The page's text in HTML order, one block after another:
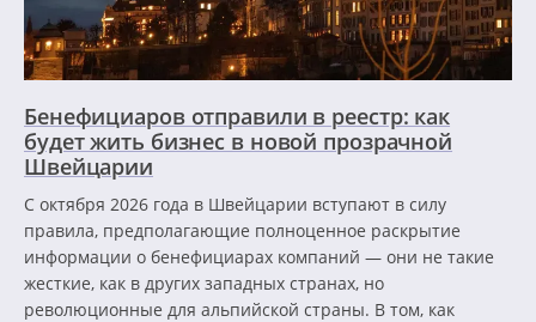
Бенефициаров отправили в реестр: как
будет жить бизнес в новой прозрачной
Швейцарии
С октября 2026 года в Швейцарии вступают в силу
правила, предполагающие полноценное раскрытие
информации о бенефициарах компаний — они не такие
жесткие, как в других западных странах, но
революционные для альпийской страны. В том, как